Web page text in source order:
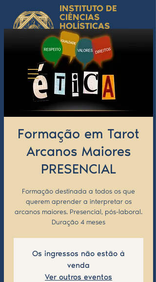
INSTITUTO DE
CIÊNCIAS
HOLÍSTICAS
by Isabel Valente Gomes
Ciência Simbólica
Aplicada e
Desenvolvimento
Humano
Formação em Tarot
Arcanos Maiores
PRESENCIAL
Formação destinada a todos os que
querem aprender a interpretar os
arcanos maiores. Presencial, pós-laboral.
Duração 4 meses
Os ingressos não estão à
venda
Ver outros eventos